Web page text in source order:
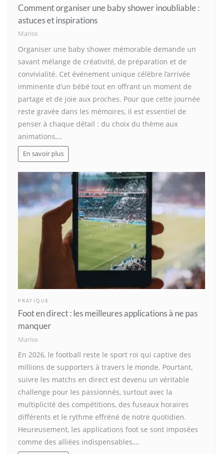
Comment organiser une baby shower inoubliable :
astuces et inspirations
Marise
Organiser une baby shower mémorable demande un
savant mélange de créativité, de préparation et de
convivialité. Cet événement unique célèbre l’arrivée
imminente d’un bébé tout en offrant un moment de
partage et de joie aux proches. Pour que cette journée
reste gravée dans les mémoires, il est essentiel de
penser à chaque détail : du choix du thème aux
animations,…
En savoir plus
PRATIQUE
Foot en direct : les meilleures applications à ne pas
manquer
Marise
En 2026, le football reste le sport roi qui captive des
millions de supporters à travers le monde. Pourtant,
suivre les matchs en direct est devenu un véritable
challenge pour les passionnés, surtout avec la
multiplicité des compétitions, des fuseaux horaires
différents et le rythme effréné de notre quotidien.
Heureusement, les applications foot se sont imposées
comme des alliées indispensables,…